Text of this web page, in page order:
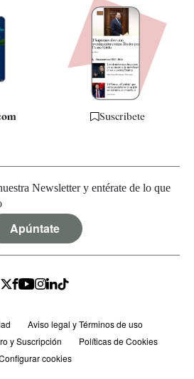
Suscríbete
Newsletter y entérate de lo que
Apúntate
Aviso legal y Términos de uso
y Suscripción
Políticas de Cookies
cookies